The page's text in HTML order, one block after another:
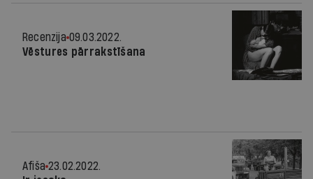
Recenzija 09.03.2022.
Vēstures pārrakstīšana
Afiša 23.02.2022.